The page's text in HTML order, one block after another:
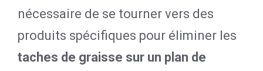
nécessaire de se tourner vers des
produits spécifiques pour éliminer les
taches de graisse sur un plan de